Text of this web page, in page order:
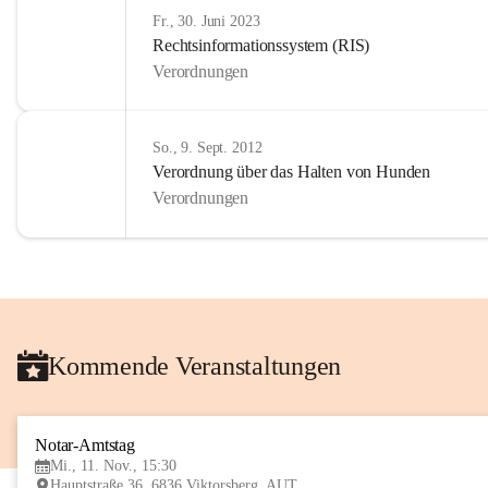
Fr., 30. Juni 2023
Rechtsinformationssystem (RIS)
Verordnungen
So., 9. Sept. 2012
Verordnung über das Halten von Hunden
Verordnungen
Kommende Veranstaltungen
Notar-Amtstag
Mi., 11. Nov., 15:30